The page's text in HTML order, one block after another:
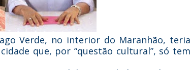
Verde, no interior do Maranhão, teria
que, por “questão cultural”, só tem